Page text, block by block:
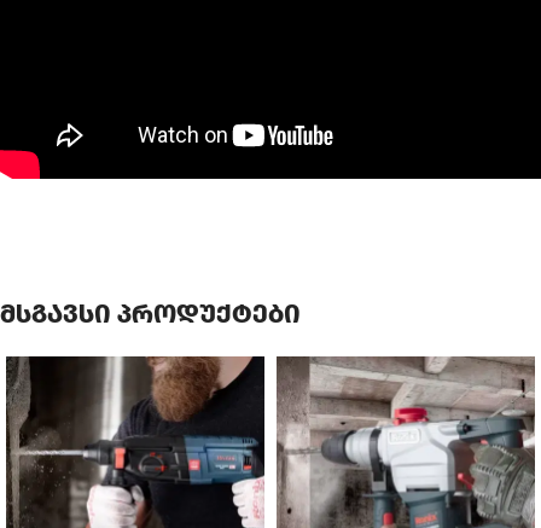
მსგავსი პროდუქტები